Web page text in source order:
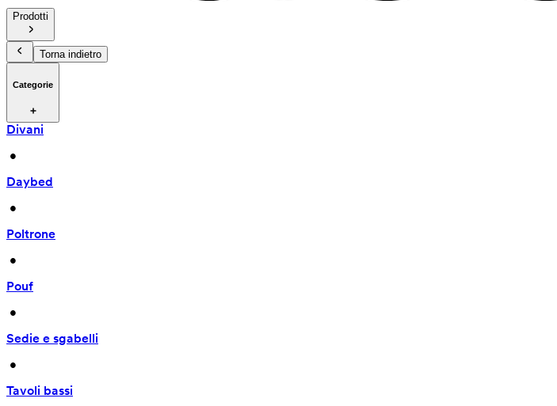
Prodotti
Torna indietro
Categorie
Divani
•
Daybed
•
Poltrone
•
Pouf
•
Sedie e sgabelli
•
Tavoli bassi